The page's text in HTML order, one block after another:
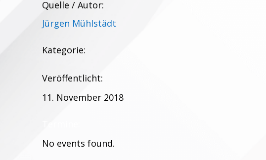
Quelle / Autor:
Jürgen Mühlstädt
Kategorie:
Veröffentlicht:
11. November 2018
No events found.